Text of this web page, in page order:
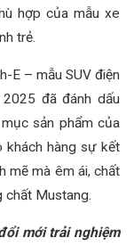
hợp của mẫu xe
trẻ.
E – mẫu SUV điện
đã đánh dấu
sản phẩm của
khách hàng sự kết
mẽ mà êm ái, chất
chất Mustang.
ổi mớitrải nghiệm